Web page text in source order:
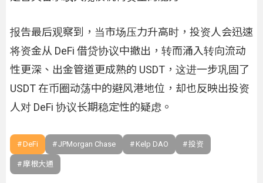
报告最后观察到，当市场压力升高时，投资人会迅速
将资金从 DeFi 借贷协议中撤出，转而涌入转向流动
性更深、出金管道更成熟的 USDT，这进一步巩固了
USDT 在币圈动荡中的避风港地位，却也反映出投资
人对 DeFi 协议长期稳定性的疑虑。
DeFi JPMorgan Chase Kelp DAO 投资
摩根大通